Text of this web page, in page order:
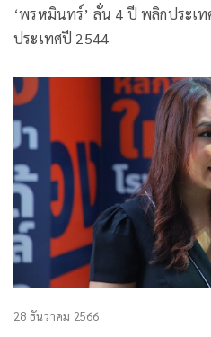
‘พรหมินทร์’ ลั่น 4 ปี พลิกประเ
ประเทศปี 2544
28 ธันวาคม 2566